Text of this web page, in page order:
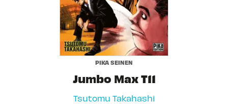
PIKA SEINEN
Jumbo Max T11
Tsutomu Takahashi